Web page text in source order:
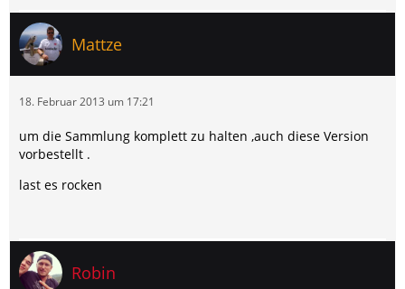
Mattze
18. Februar 2013 um 17:21
um die Sammlung komplett zu halten ,auch diese Version
vorbestellt .
last es rocken
Robin